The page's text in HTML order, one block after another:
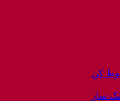
کن
ساز